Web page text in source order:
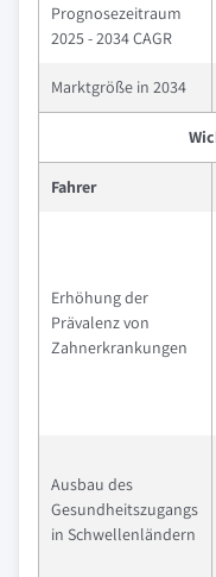
Prognosezeitraum
2025 - 2034 CAGR
Marktgröße in 2034
Fahrer
Erhöhung der
Prävalenz von
Zahnerkrankungen
Ausbau des
Gesundheitszugangs
in Schwellenländern